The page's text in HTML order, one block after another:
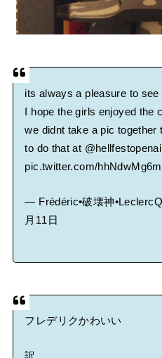
its always a pleasure to see
I hope the girls enjoyed the
we didnt take a pic
to do that at
pic.twitter.com/
— Frédéric•破壊神
月11日
フレデリクかわいい